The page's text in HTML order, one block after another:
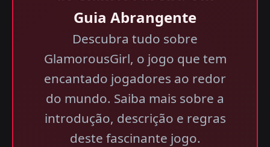
Guia Abrangente
Descubra tudo sobre
GlamorousGirl, o jogo que tem
encantado jogadores ao redor
do mundo. Saiba mais sobre a
introdução, descrição e regras
deste fascinante jogo.